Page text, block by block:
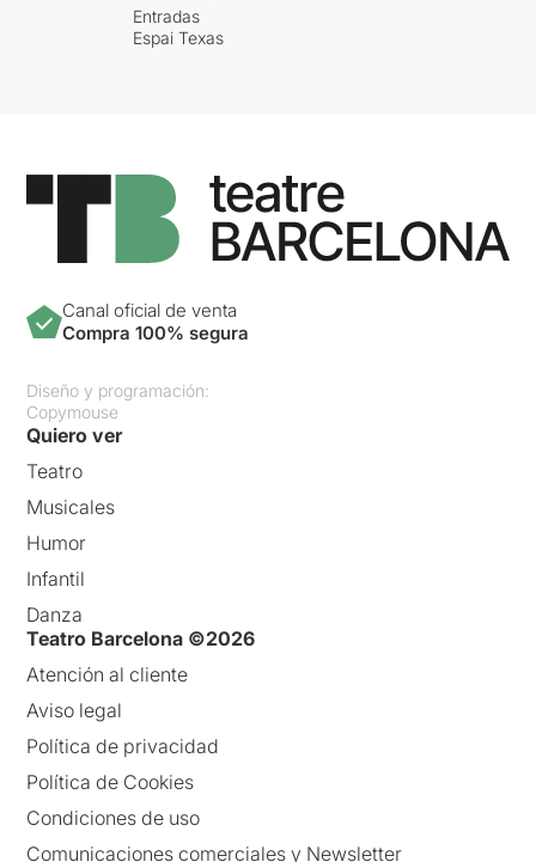
Entradas
Espai Texas
Canal oficial de venta
Compra 100% segura
Diseño y programación:
Copymouse
Quiero ver
Teatro
Musicales
Humor
Infantil
Danza
Teatro Barcelona ©2026
Atención al cliente
Aviso legal
Política de privacidad
Política de Cookies
Condiciones de uso
Comunicaciones comerciales y Newsletter